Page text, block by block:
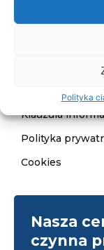
Polityka
Klauzula
Polityka
Cookies
Nasza
czynna